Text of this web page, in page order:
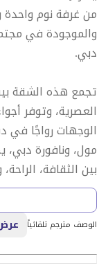
دبي.
تجمع هذه الشقة بين
العصرية، وتوفر
الوجهات رواجًا في
مول، ونافورة دبي،
بين الثقافة،
المميزات:
• جناح شقة مكون
• منطقة معيشة
الوصف مترجم تلقائياً